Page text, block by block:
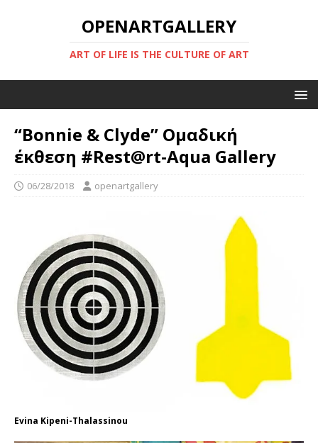
OPENARTGALLERY
ART OF LIFE IS THE CULTURE OF ART
“Bonnie & Clyde” Ομαδική
έκθεση #Rest@rt-Aqua Gallery
06/28/2018 openartgallery
Evina Kipeni-Thalassinou